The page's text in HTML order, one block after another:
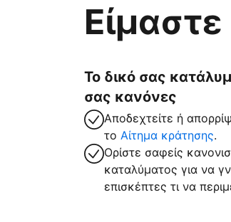
Το δικό σας
σας κανόνες
Αποδεχτείτε ή
το Αίτημα κράτησης.
Ορίστε σαφείς
καταλύματος για να
επισκέπτες τι να